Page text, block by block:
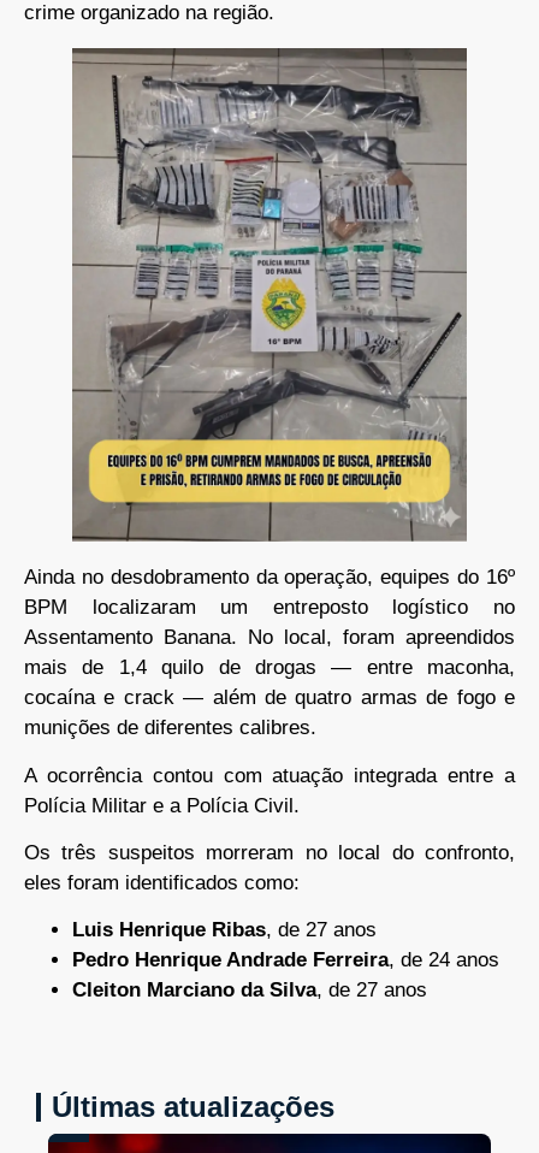
crime organizado na região.
Ainda no desdobramento da operação, equipes do 16º
BPM localizaram um entreposto logístico no
Assentamento Banana. No local, foram apreendidos
mais de 1,4 quilo de drogas — entre maconha,
cocaína e crack — além de quatro armas de fogo e
munições de diferentes calibres.
A ocorrência contou com atuação integrada entre a
Polícia Militar e a Polícia Civil.
Os três suspeitos morreram no local do confronto,
eles foram identificados como:
Luis Henrique Ribas, de 27 anos
Pedro Henrique Andrade Ferreira, de 24 anos
Cleiton Marciano da Silva, de 27 anos
Últimas atualizações